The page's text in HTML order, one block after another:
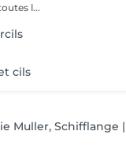
l...
cils